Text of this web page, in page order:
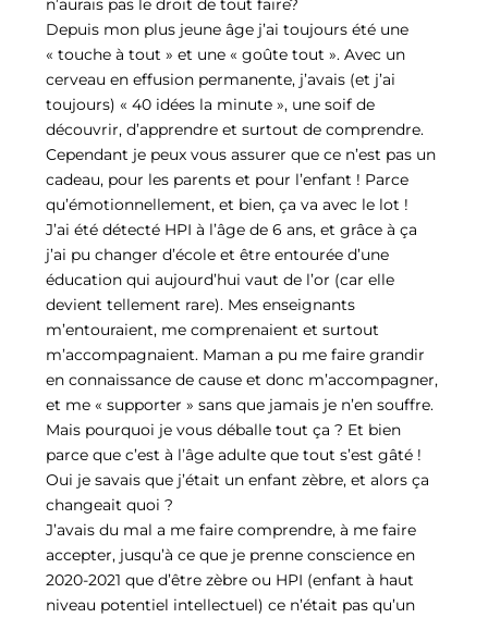
n’aurais pas le droit de tout faire?
Depuis mon plus jeune âge j’ai toujours été une
« touche à tout » et une « goûte tout ». Avec un
cerveau en effusion permanente, j’avais (et j’ai
toujours) « 40 idées la minute », une soif de
découvrir, d’apprendre et surtout de comprendre.
Cependant je peux vous assurer que ce n’est pas un
cadeau, pour les parents et pour l’enfant ! Parce
qu’émotionnellement, et bien, ça va avec le lot !
J’ai été détecté HPI à l’âge de 6 ans, et grâce à ça
j’ai pu changer d’école et être entourée d’une
éducation qui aujourd’hui vaut de l’or (car elle
devient tellement rare). Mes enseignants
m’entouraient, me comprenaient et surtout
m’accompagnaient. Maman a pu me faire grandir
en connaissance de cause et donc m’accompagner,
et me « supporter » sans que jamais je n’en souffre.
Mais pourquoi je vous déballe tout ça ? Et bien
parce que c’est à l’âge adulte que tout s’est gâté !
Oui je savais que j’était un enfant zèbre, et alors ça
changeait quoi ?
J’avais du mal a me faire comprendre, à me faire
accepter, jusqu’à ce que je prenne conscience en
2020-2021 que d’être zèbre ou HPI (enfant à haut
niveau potentiel intellectuel) ce n’était pas qu’un